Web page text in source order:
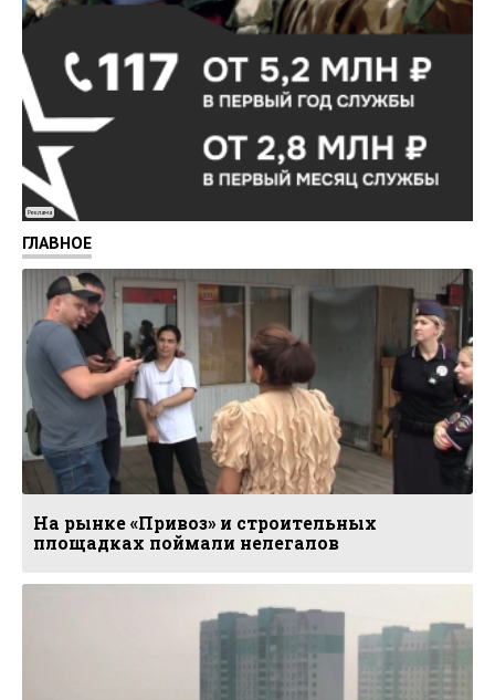
Реклама
ГЛАВНОЕ
На рынке «Привоз» и строительных
площадках поймали нелегалов